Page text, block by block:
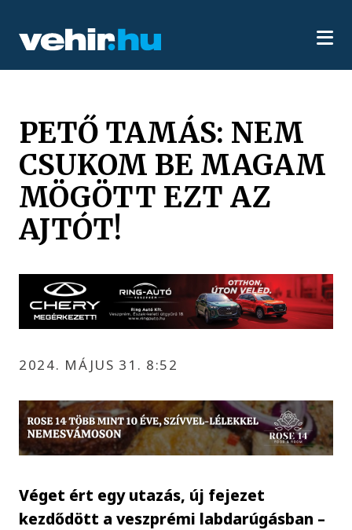
PETŐ TAMÁS: NEM
CSUKOM BE MAGAM
MÖGÖTT EZT AZ
AJTÓT!
2024. MÁJUS 31. 8:52
Véget ért egy utazás, új fejezet
kezdődött a veszprémi labdarúgásban –